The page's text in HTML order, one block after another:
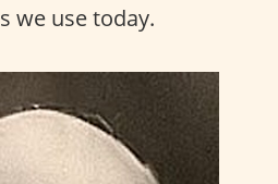
we use today.